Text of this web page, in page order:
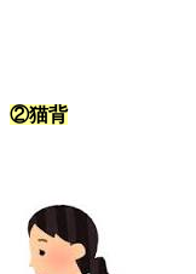
②猫背